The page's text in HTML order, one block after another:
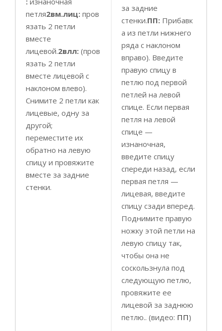
петля2вм.лиц: пров
язать 2 петли
вместе
лицевой.2влл: (пров
язать 2 петли
вместе лицевой с
наклоном влево).
Снимите 2 петли как
лицевые, одну за
другой;
переместите их
обратно на левую
спицу и провяжите
вместе за задние
стенки.
за задние
стенки.ПП: Прибавк
а из петли нижнего
ряда с наклоном
вправо). Введите
правую спицу в
петлю под первой
петлей на левой
спице. Если первая
петля на левой
спице —
изнаночная,
введите спицу
спереди назад, если
первая петля —
лицевая, введите
спицу сзади вперед.
Поднимите правую
ножку этой петли на
левую спицу так,
чтобы она не
соскользнула под
следующую петлю,
провяжите ее
лицевой за заднюю
петлю.. (видео: ПП)